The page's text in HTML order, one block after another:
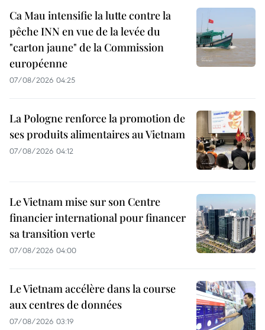
Ca Mau intensifie la lutte contre la
pêche INN en vue de la levée du
"carton jaune" de la Commission
européenne
07/08/2026 04:25
La Pologne renforce la promotion de
ses produits alimentaires au Vietnam
07/08/2026 04:12
Le Vietnam mise sur son Centre
financier international pour financer
sa transition verte
07/08/2026 04:00
Le Vietnam accélère dans la course
aux centres de données
07/08/2026 03:19